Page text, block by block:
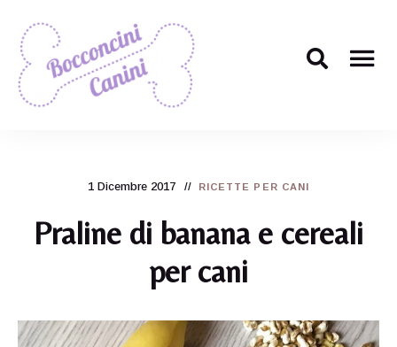
1 Dicembre 2017 RICETTE PER CANI
Praline di banana e cereali
per cani